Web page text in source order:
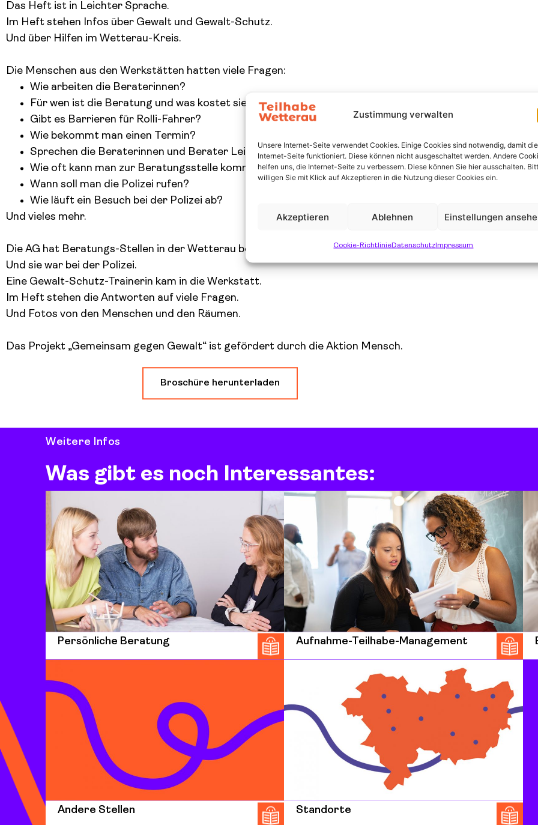
Zustimmung verwalten
Unsere Internet-Seite verwendet Cookies. Einige Cookies sind notwendig, damit die
Internet-Seite funktioniert. Diese können nicht ausgeschaltet werden. Andere
helfen uns, die Internet-Seite zu verbessern. Diese können Sie hier ausschalten.
willigen Sie mit Klick auf Akzeptieren in die Nutzung dieser Cookies ein.
Akzeptieren Ablehnen Einstellungen
Cookie-RichtlinieDatenschutz Impressum
Das Heft ist in Leichter Sprache.
Im Heft stehen Infos über Gewalt und Gewalt-Schutz.
Und über Hilfen im Wetterau-Kreis.
Die Menschen aus den Werkstätten hatten viele Fragen:
Wie arbeiten die Beraterinnen?
Für wen ist die Beratung und was kostet sie?
Gibt es Barrieren für Rolli-Fahrer?
Wie bekommt man einen Termin?
Sprechen die Beraterinnen und Berater Leichte Sprache?
Wie oft kann man zur Beratungsstelle kommen?
Wann soll man die Polizei rufen?
Wie läuft ein Besuch bei der Polizei ab?
Und vieles mehr.
Die AG hat Beratungs-Stellen in der Wetterau besucht.
Und sie war bei der Polizei.
Eine Gewalt-Schutz-Trainerin kam in die Werkstatt.
Im Heft stehen die Antworten auf viele Fragen.
Und Fotos von den Menschen und den Räumen.
Das Projekt „Gemeinsam gegen Gewalt“ ist gefördert durch die Aktion Mensch.
Broschüre herunterladen
Weitere Infos
Was gibt es noch Interessantes:
Persönliche Beratung Aufnahme-Teilhabe-Management
Andere Stellen Standorte